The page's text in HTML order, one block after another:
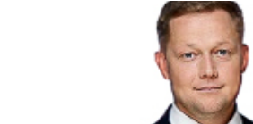
Inovācijas enerģētikā, Dzīves